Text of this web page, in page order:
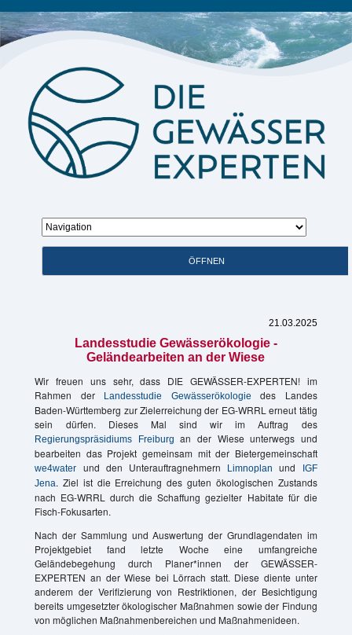
Zielseite
ÖFFNEN
21.03.2025
Landesstudie Gewässerökologie -
Geländearbeiten an der Wiese
Wir freuen uns sehr, dass DIE GEWÄSSER-EXPERTEN! im
Rahmen der
Landesstudie Gewässerökologie
des Landes
Baden-Württemberg zur Zielerreichung der EG-WRRL erneut tätig
sein dürfen. Dieses Mal sind wir im Auftrag des
Regierungspräsidiums Freiburg an der Wiese unterwegs und
bearbeiten das Projekt gemeinsam mit der Bietergemeinschaft
we4water und den Unterauftragnehmern Limnoplan und
IGF
Jena. Ziel ist die Erreichung des guten ökologischen Zustands
nach EG-WRRL durch die Schaffung gezielter Habitate für die
Fisch-Fokusarten.
Nach der Sammlung und Auswertung der Grundlagendaten im
Projektgebiet fand letzte Woche eine umfangreiche
Geländebegehung durch Planer*innen der GEWÄSSER-
EXPERTEN an der Wiese bei Lörrach statt. Diese diente unter
anderem der Verifizierung von Restriktionen, der Besichtigung
bereits umgesetzter ökologischer Maßnahmen sowie der Findung
von möglichen Maßnahmenbereichen und Maßnahmenideen.